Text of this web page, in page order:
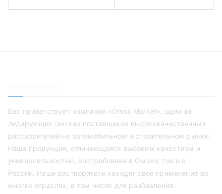
Вас приветствует компания «Omsk Market», один из
лидирующих омских поставщиков высококачественных
растворителей на автомобильном и строительном рынке.
Наша продукция, отличающаяся высоким качеством и
универсальностью, востребована в Омске, так и в
России. Наши растворители находят свое применение во
многих отраслях, в том числе для разбавления: